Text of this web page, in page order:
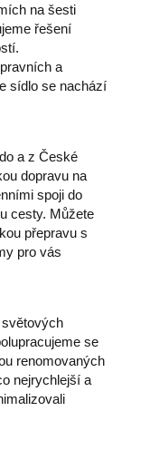
na šesti
řešení
a
sídlo se nachází
a z České
dopravu na
spoji do
cesty. Můžete
přepravu s
pro vás
se
renomovaných
nejrychlejší a